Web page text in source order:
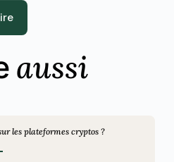
aussi
les plateformes cryptos ?